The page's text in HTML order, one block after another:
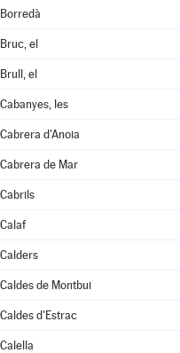
Borredà
Bruc, el
Brull, el
Cabanyes, les
Cabrera d'Anoia
Cabrera de Mar
Cabrils
Calaf
Calders
Caldes de Montbui
Caldes d'Estrac
Calella